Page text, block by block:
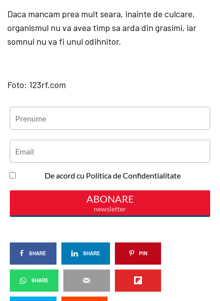
Daca mancam prea mult seara, inainte de culcare,
organismul nu va avea timp sa arda din grasimi, iar
somnul nu va fi unul odihnitor.
Foto: 123rf.com
SHARE SHARE PIN
SHARE